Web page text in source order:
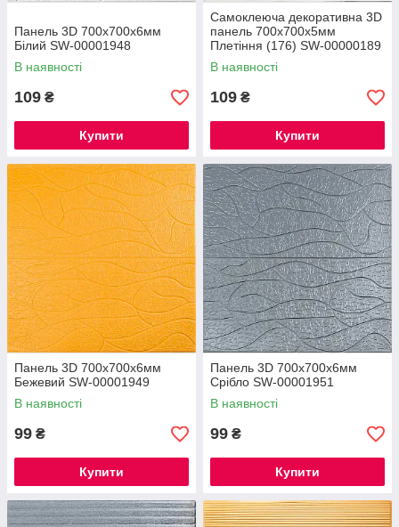
Панель 3D 700х700х6мм
Білий SW-00001948
В наявності
109 ₴
Купити
Самоклеюча декоративна 3D
панель 700х700х5мм
Плетіння (176) SW-00000189
В наявності
109 ₴
Купити
Панель 3D 700х700х6мм
Бежевий SW-00001949
В наявності
99 ₴
Купити
Панель 3D 700х700х6мм
Срібло SW-00001951
В наявності
99 ₴
Купити